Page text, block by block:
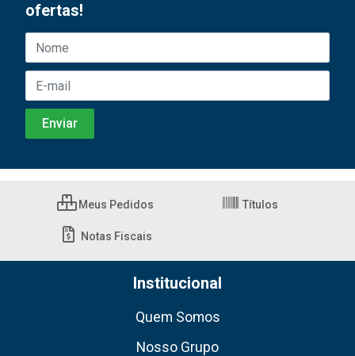
ofertas!
Meus Pedidos Títulos
Notas Fiscais
Institucional
Quem Somos
Nosso Grupo